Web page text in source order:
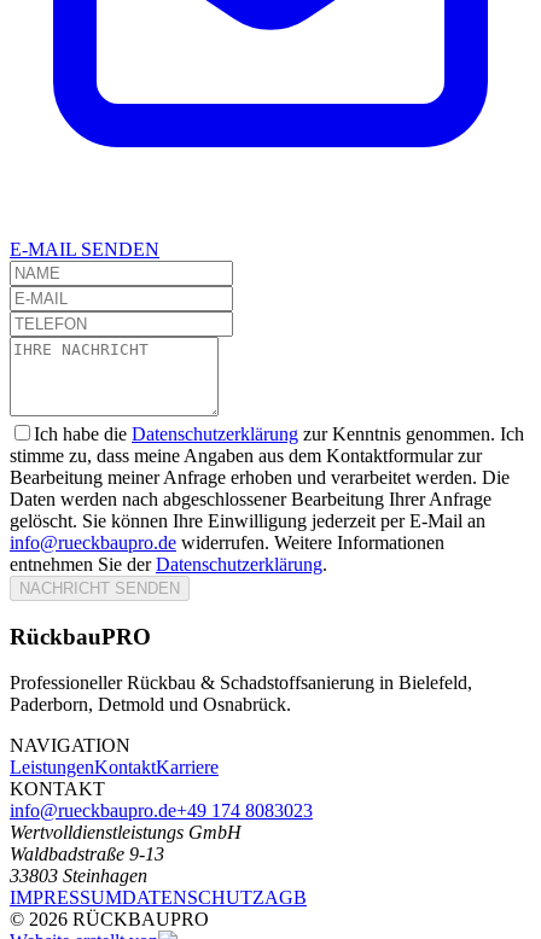
E-MAIL SENDEN
Ich habe die Datenschutzerklärung zur Kenntnis genommen. Ich
stimme zu, dass meine Angaben aus dem Kontaktformular zur
Bearbeitung meiner Anfrage erhoben und verarbeitet werden. Die
Daten werden nach abgeschlossener Bearbeitung Ihrer Anfrage
gelöscht. Sie können Ihre Einwilligung jederzeit per E-Mail an
info@rueckbaupro.de widerrufen. Weitere Informationen
entnehmen Sie der Datenschutzerklärung.
NACHRICHT SENDEN
RückbauPRO
Professioneller Rückbau & Schadstoffsanierung in Bielefeld,
Paderborn, Detmold und Osnabrück.
NAVIGATION
LeistungenKontaktKarriere
KONTAKT
info@rueckbaupro.de+49 174 8083023
Wertvolldienstleistungs GmbH
Waldbadstraße 9-13
33803 Steinhagen
IMPRESSUMDATENSCHUTZAGB
© 2026 RÜCKBAUPRO